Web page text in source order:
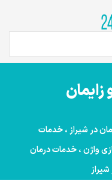
در شیراز ، خدمات
واژن ، خدمات درمان